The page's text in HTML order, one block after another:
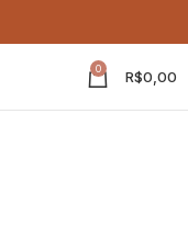
0 R$0,00